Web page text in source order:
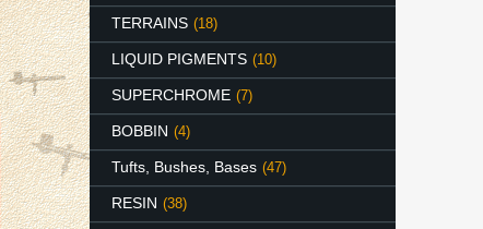
TERRAINS (18)
LIQUID PIGMENTS (10)
SUPERCHROME (7)
BOBBIN (4)
Tufts, Bushes, Bases (47)
RESIN (38)